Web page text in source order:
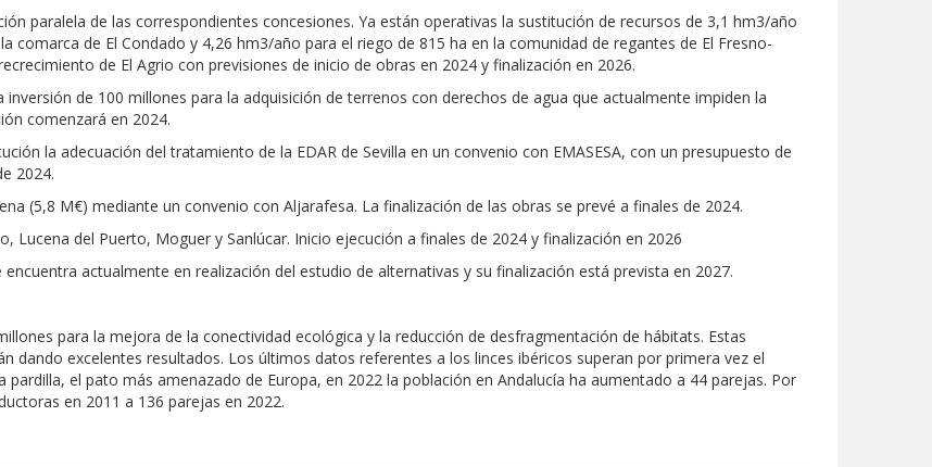
paralela de las correspondientes concesiones. Ya están operativas la sustitución de recursos de 3,1 hm3/año
comarca de El Condado y 4,26 hm3/año para el riego de 815 ha en la comunidad de regantes de El Fresno-
de El Agrio con previsiones de inicio de obras en 2024 y finalización en 2026.
de 100 millones para la adquisición de terrenos con derechos de agua que actualmente impiden la
comenzará en 2024.
la adecuación del tratamiento de la EDAR de Sevilla en un convenio con EMASESA, con un presupuesto de
2024.
(5,8 M€) mediante un convenio con Aljarafesa. La finalización de las obras se prevé a finales de 2024.
Lucena del Puerto, Moguer y Sanlúcar. Inicio ejecución a finales de 2024 y finalización en 2026
actualmente en realización del estudio de alternativas y su finalización está prevista en 2027.
para la mejora de la conectividad ecológica y la reducción de desfragmentación de hábitats. Estas
dando excelentes resultados. Los últimos datos referentes a los linces ibéricos superan por primera vez el
el pato más amenazado de Europa, en 2022 la población en Andalucía ha aumentado a 44 parejas. Por
en 2011 a 136 parejas en 2022.